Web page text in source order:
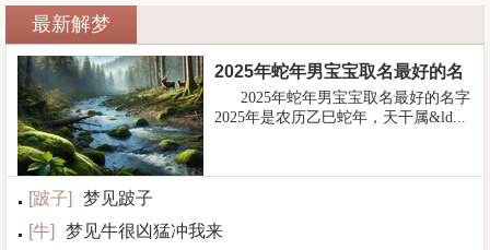
最新解梦
2025年蛇年男宝宝取名最好的名
2025年蛇年男宝宝取名最好的名字
2025年是农历乙巳蛇年，天干属&ld...
[跛子]
梦见跛子
[牛]
梦见牛很凶猛冲我来